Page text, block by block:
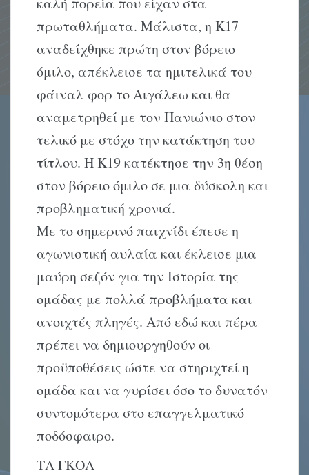
πρωταθλήματα. Μάλιστα, η Κ17
αναδείχθηκε πρώτη στον βόρειο
όμιλο, απέκλεισε τα ημιτελικά του
φάιναλ φορ το Αιγάλεω και θα
αναμετρηθεί με τον Πανιώνιο στον
τελικό με στόχο την κατάκτηση του
τίτλου. Η Κ19 κατέκτησε την 3η θέση
στον βόρειο όμιλο σε μια δύσκολη και
προβληματική χρονιά.
Με το σημερινό παιχνίδι έπεσε η
αγωνιστική αυλαία και έκλεισε μια
μαύρη σεζόν για την Ιστορία της
ομάδας με πολλά προβλήματα και
ανοιχτές πληγές. Από εδώ και πέρα
πρέπει να δημιουργηθούν οι
προϋποθέσεις ώστε να στηριχτεί η
ομάδα και να γυρίσει όσο το δυνατόν
συντομότερα στο επαγγελματικό
ποδόσφαιρο.
ΤΑ ΓΚΟΛ